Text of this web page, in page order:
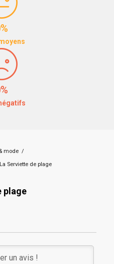
mode /
La Serviette de plage
plage